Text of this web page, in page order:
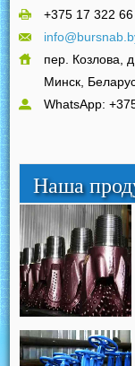
+375 17 322
пер. Козлова,
Минск,
WhatsApp:
Наша